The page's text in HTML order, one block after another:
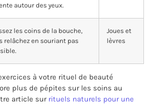
autour des yeux.
les coins de la bouche,
relâchez en souriant pas
Joues et
lèvres
à votre rituel de beauté
plus de pépites sur les soins au
article sur rituels naturels pour une